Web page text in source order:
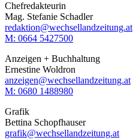
Chefredakteurin
Mag. Stefanie Schadler
redaktion@wechsellandzeitung.at
M: 0664 5427500‬
Anzeigen + Buchhaltung
Ernestine Woldron
anzeigen@wechsellandzeitung.at
M: ‭0680 1488980‬
Grafik
Bettina Schopfhauser
grafik@wechsellandzeitung.at